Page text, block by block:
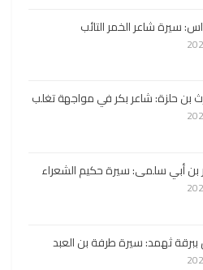
سيرة شاعر الخمر التائب
بن حلزة: شاعر بكر في مواجهة تغلب
بن أبي سلمى: سيرة حكيم الشعراء
ببرقة ثهمد: سيرة طرفة بن العبد